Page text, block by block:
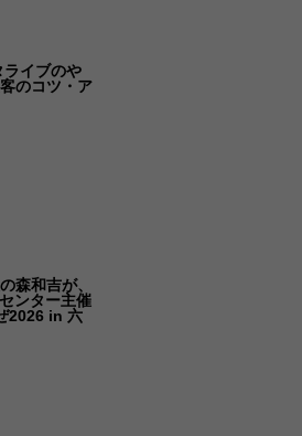
ライブのや
のコツ・ア
森和吉が、
ンター主催
2026 in 六